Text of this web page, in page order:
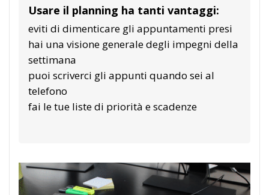
Usare il planning ha tanti vantaggi:
eviti di dimenticare gli appuntamenti presi
hai una visione generale degli impegni della
settimana
puoi scriverci gli appunti quando sei al
telefono
fai le tue liste di priorità e scadenze